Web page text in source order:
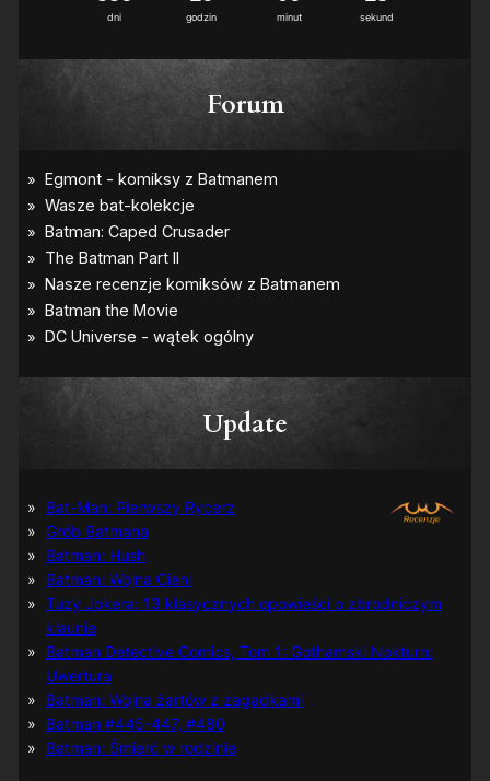
dni godzin minut sekund
Forum
Update
Bat-Man: Pierwszy Rycerz
Grób Batmana
Batman: Hush
Batman: Wojna Cieni
Tuzy Jokera: 13 klasycznych opowieści o zbrodniczym
klaunie
Batman Detective Comics, Tom 1: Gothamski Nokturn:
Uwertura
Batman: Wojna żartów z zagadkami
Batman #445-447, #480
Batman: Śmierć w rodzinie